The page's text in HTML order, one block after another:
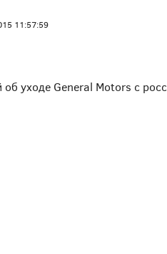
11:57:59
уходе General Motors с